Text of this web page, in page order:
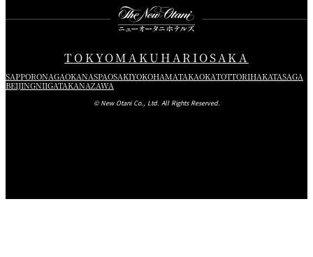
TOKYOMAKUHARIOSAKA
SAPPORONAGAOKANASPAOSAKIYOKOHAMATAKAOKATOTTORIHAKATASAGA
BEIJINGNIIGATAKANAZAWA
© New Otani Co., Ltd. All Rights Reserved.